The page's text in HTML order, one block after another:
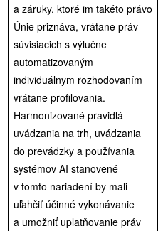
a záruky, ktoré im takéto právo
Únie priznáva, vrátane práv
súvisiacich s výlučne
automatizovaným
individuálnym rozhodovaním
vrátane profilovania.
Harmonizované pravidlá
uvádzania na trh, uvádzania
do prevádzky a používania
systémov AI stanovené
v tomto nariadení by mali
uľahčiť účinné vykonávanie
a umožniť uplatňovanie práv